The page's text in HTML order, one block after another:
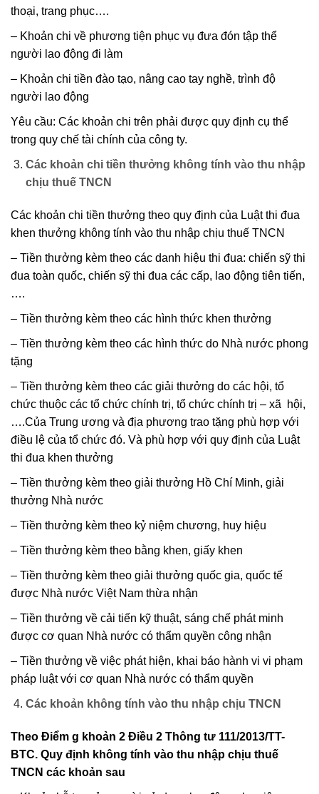
thoại, trang phục….
– Khoản chi về phương tiện phục vụ đưa đón tập thể
người lao động đi làm
– Khoản chi tiền đào tạo, nâng cao tay nghề, trình độ
người lao động
Yêu cầu: Các khoản chi trên phải được quy định cụ thể
trong quy chế tài chính của công ty.
Các khoản chi tiền thưởng không tính vào thu nhập
chịu thuế TNCN
Các khoản chi tiền thưởng theo quy định của Luật thi đua
khen thưởng không tính vào thu nhập chịu thuế TNCN
– Tiền thưởng kèm theo các danh hiệu thi đua: chiến sỹ thi
đua toàn quốc, chiến sỹ thi đua các cấp, lao động tiên tiến,
….
– Tiền thưởng kèm theo các hình thức khen thưởng
– Tiền thưởng kèm theo các hình thức do Nhà nước phong
tặng
– Tiền thưởng kèm theo các giải thưởng do các hội, tổ
chức thuộc các tổ chức chính trị, tổ chức chính trị – xã hội,
….Của Trung ương và địa phương trao tặng phù hợp với
điều lệ của tổ chức đó. Và phù hợp với quy định của Luật
thi đua khen thưởng
– Tiền thưởng kèm theo giải thưởng Hồ Chí Minh, giải
thưởng Nhà nước
– Tiền thưởng kèm theo kỷ niệm chương, huy hiệu
– Tiền thưởng kèm theo bằng khen, giấy khen
– Tiền thưởng kèm theo giải thưởng quốc gia, quốc tế
được Nhà nước Việt Nam thừa nhận
– Tiền thưởng về cải tiến kỹ thuật, sáng chế phát minh
được cơ quan Nhà nước có thẩm quyền công nhận
– Tiền thưởng về việc phát hiện, khai báo hành vi vi phạm
pháp luật với cơ quan Nhà nước có thẩm quyền
Các khoản không tính vào thu nhập chịu TNCN
Theo Điểm g khoản 2 Điều 2 Thông tư 111/2013/TT-
BTC. Quy định không tính vào thu nhập chịu thuế
TNCN các khoản sau